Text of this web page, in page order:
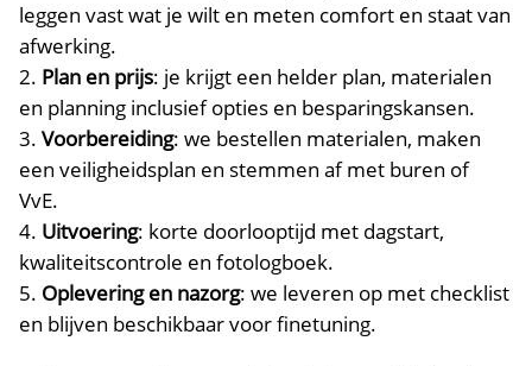
leggen vast wat je wilt en meten comfort en staat van
afwerking.​
Plan en prijs: je krijgt een helder plan, materialen
en planning inclusief opties en besparingskansen.​
Voorbereiding: we bestellen materialen, maken
een veiligheidsplan en stemmen af met buren of
VvE.​
Uitvoering: korte doorlooptijd met dagstart,
kwaliteitscontrole en fotologboek.​
Oplevering en nazorg: we leveren op met checklist
en blijven beschikbaar voor finetuning.​